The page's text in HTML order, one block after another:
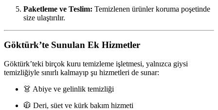
Paketleme ve Teslim: Temizlenen ürünler koruma poşetinde
size ulaştırılır.
Göktürk’te Sunulan Ek Hizmetler
Göktürk’teki birçok kuru temizleme işletmesi, yalnızca giysi
temizliğiyle sınırlı kalmayıp şu hizmetleri de sunar:
👗 Abiye ve gelinlik temizliği
🧥 Deri, süet ve kürk bakım hizmeti